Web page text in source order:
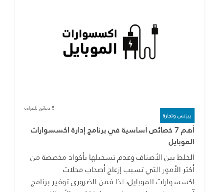
بيزنس وتجارة
5 دقائق للقراءة
أهم 7 خصائص أساسية في برنامج إدارة اكسسوارات
الموبايل
الخلط بين الأصناف وعدم تسجيلها بأكواد مخصصة من
أكثر الأمور التي تسبب إزعاج أصحاب محلات
اكسسوارات الموبايل، لذا فمن الضروري توفير برنامج